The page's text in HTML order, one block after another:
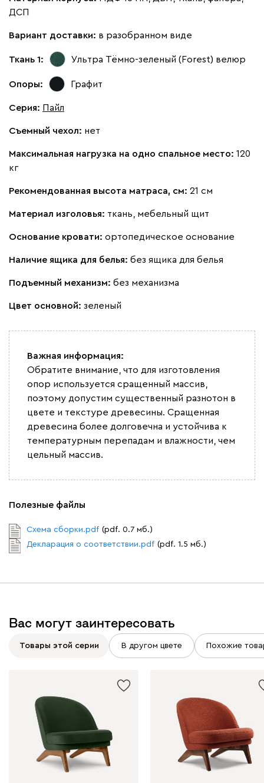
Винтер
Виридис Оранж
Букле
Латте
Альтеа 1876
Бежевый Графит Молочный Серый
Атмосфера
230 240 396
Графит Серый Тёмно-синий
ДСП
Вариант доставки: в разобранном виде
Ткань 1: Ультра Тёмно-зеленый (Forest) велюр
Опоры: Графит
Серия: Пайл
Съемный чехол: нет
Максимальная нагрузка на одно спальное место: 120
кг
Рекомендованная высота матраса, см: 21 см
Материал изголовья: ткань, мебельный щит
Основание кровати: ортопедическое основание
Наличие ящика для белья: без ящика для белья
Подъемный механизм: без механизма
Цвет основной: зеленый
Важная информация:
Обратите внимание, что для изготовления
опор используется сращенный массив,
поэтому допустим существенный разнотон в
цвете и текстуре древесины. Сращенная
древесина более долговечна и устойчива к
температурным перепадам и влажности, чем
цельный массив.
Полезные файлы
Схема сборки.pdf (pdf. 0.7 мб.)
Декларация о соответствии.pdf (pdf. 1.5 мб.)
Вас могут заинтересовать
Товары этой серии В другом цвете Похожие